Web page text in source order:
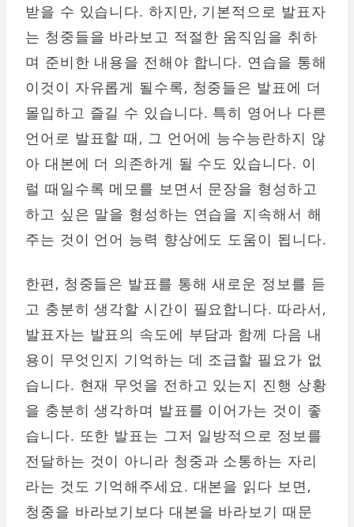
받을 수 있습니다. 하지만, 기본적으로 발표자
는 청중들을 바라보고 적절한 움직임을 취하
며 준비한 내용을 전해야 합니다. 연습을 통해
이것이 자유롭게 될수록, 청중들은 발표에 더
몰입하고 즐길 수 있습니다. 특히 영어나 다른
언어로 발표할 때, 그 언어에 능수능란하지 않
아 대본에 더 의존하게 될 수도 있습니다. 이
럴 때일수록 메모를 보면서 문장을 형성하고
하고 싶은 말을 형성하는 연습을 지속해서 해
주는 것이 언어 능력 향상에도 도움이 됩니다.
한편, 청중들은 발표를 통해 새로운 정보를 듣
고 충분히 생각할 시간이 필요합니다. 따라서,
발표자는 발표의 속도에 부담과 함께 다음 내
용이 무엇인지 기억하는 데 조급할 필요가 없
습니다. 현재 무엇을 전하고 있는지 진행 상황
을 충분히 생각하며 발표를 이어가는 것이 좋
습니다. 또한 발표는 그저 일방적으로 정보를
전달하는 것이 아니라 청중과 소통하는 자리
라는 것도 기억해주세요. 대본을 읽다 보면,
청중을 바라보기보다 대본을 바라보기 때문